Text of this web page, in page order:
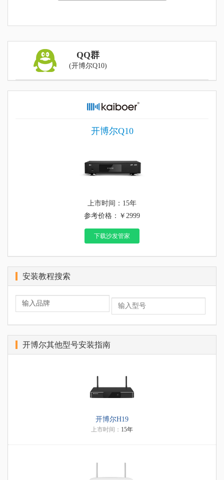
QQ群
(开博尔Q10)
开博尔Q10
上市时间：15年
参考价格：￥2999
下载沙发管家
安装教程搜索
开博尔其他型号安装指南
开博尔H19
上市时间： 15年